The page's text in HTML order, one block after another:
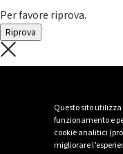
Questo sito
funzionamento e
cookie analitici
migliorare
Per favore riprova.
Riprova
C'è un
Per favore riprova piú